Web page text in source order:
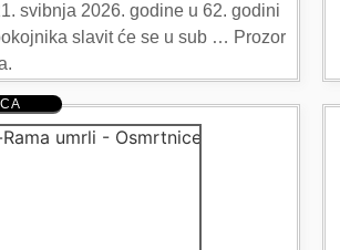
svibnja 2026. godine u 62. godini
slavit će se u sub … Prozor